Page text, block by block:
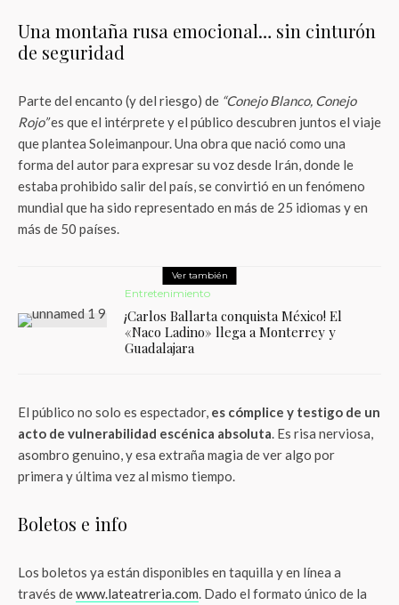
Una montaña rusa emocional… sin cinturón
de seguridad
Parte del encanto (y del riesgo) de “Conejo Blanco, Conejo
Rojo”es que el intérprete y el público descubren juntos el viaje
que plantea Soleimanpour. Una obra que nació como una
forma del autor para expresar su voz desde Irán, donde le
estaba prohibido salir del país, se convirtió en un fenómeno
mundial que ha sido representado en más de 25 idiomas y en
más de 50 países.
Ver también
Entretenimiento
¡Carlos Ballarta conquista México! El
«Naco Ladino» llega a Monterrey y
Guadalajara
El público no solo es espectador, es cómplice y testigo de un
acto de vulnerabilidad escénica absoluta. Es risa nerviosa,
asombro genuino, y esa extraña magia de ver algo por
primera y última vez al mismo tiempo.
Boletos e info
Los boletos ya están disponibles en taquilla y en línea a
través dewww.lateatreria.com. Dado el formato único de la